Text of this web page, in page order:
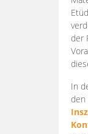
der
In
den